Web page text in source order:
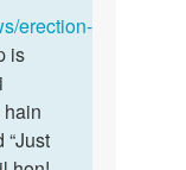
erection-
is
“Just